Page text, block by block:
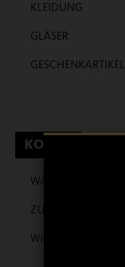
KLEIDUNG
GLÄSER
GESCHENKARTIKEL
KONTO
WARENKORB
ZUR KASSE
WIDERRUF